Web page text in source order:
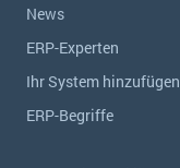
News
ERP-Experten
Ihr System hinzufügen
ERP-Begriffe